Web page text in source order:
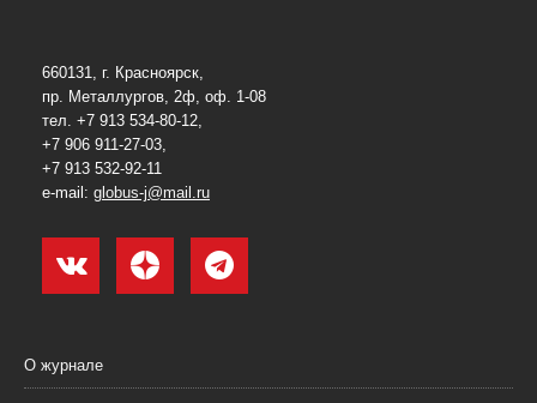
660131, г. Красноярск,
пр. Металлургов, 2ф, оф. 1-08
тел. +7 913 534-80-12,
+7 906 911-27-03,
+7 913 532-92-11
e-mail: globus-j@mail.ru
О журнале